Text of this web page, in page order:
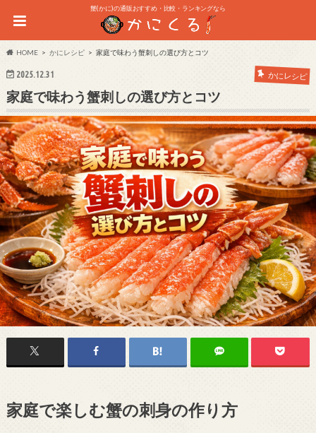
蟹(かに)の通販おすすめ・比較・ランキングなら
HOME かにレシピ 家庭で味わう蟹刺しの選び方とコツ
2025.12.31 かにレシピ
家庭で味わう蟹刺しの選び方とコツ
家庭で楽しむ蟹の刺身の作り方